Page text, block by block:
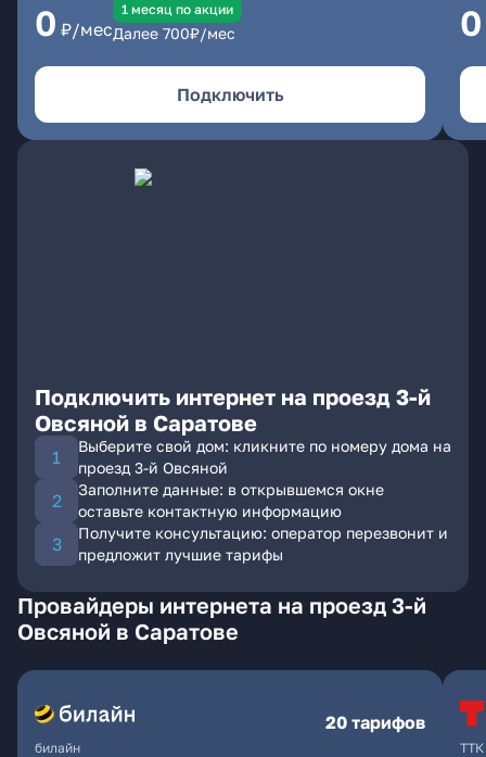
0 ₽/мес
1 месяц по акции
Далее 700₽/мес
Подключить
0
Подключить интернет на проезд 3-й
Овсяной в Саратове
Выберите свой дом: кликните по номеру дома на
проезд 3-й Овсяной
Заполните данные: в открывшемся окне
оставьте контактную информацию
Получите консультацию: оператор перезвонит и
предложит лучшие тарифы
Провайдеры интернета на проезд 3-й
Овсяной в Саратове
билайн
20 тарифов
ТТК